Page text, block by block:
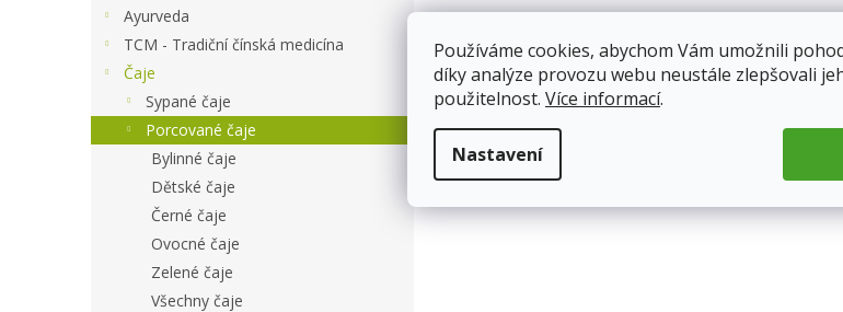
Používáme cookies, abychom Vám umožnili
díky analýze provozu webu neustále zlepšovali
použitelnost. Více informací.
Nastavení
Ayurveda
TCM - Tradiční čínská medicína
Čaje
Sypané čaje
Porcované čaje
Bylinné čaje
Dětské čaje
Černé čaje
Ovocné čaje
Zelené čaje
Všechny čaje